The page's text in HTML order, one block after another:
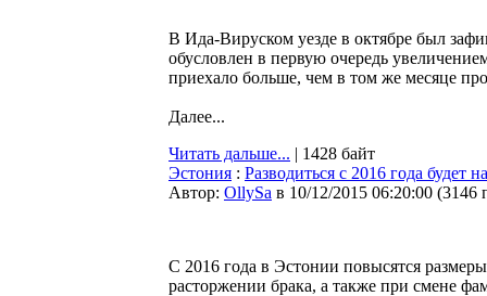
В Ида-Вируском уезде в октябре был
обусловлен в первую очередь
приехало больше, чем в том же месяце
Далее...
Читать дальше... | 1428 байт
Эстония : Разводиться с 2016 года будет
Автор: OllySa в 10/12/2015 06:20:00 (3146
С 2016 года в Эстонии повысятся
расторжении брака, а также при смене